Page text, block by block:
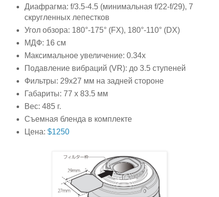
Диафрагма: f/3.5-4.5 (минимальная f/22-f/29), 7
скругленных лепестков
Угол обзора: 180°-175° (FX), 180°-110° (DX)
МДФ: 16 см
Максимальное увеличение: 0.34x
Подавление вибраций (VR): до 3.5 ступеней
Фильтры: 29x27 мм на задней стороне
Габариты: 77 x 83.5 мм
Вес: 485 г.
Съемная бленда в комплекте
Цена: $1250